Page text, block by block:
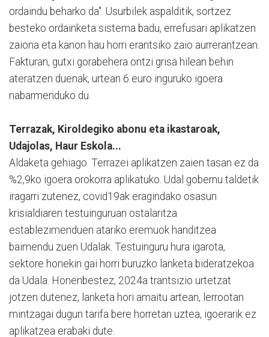
ordaindu beharko da". Usurbilek aspalditik, sortzez
besteko ordainketa sistema badu, errefusari aplikatzen
zaiona eta kanon hau horri erantsiko zaio aurrerantzean.
Fakturan, gutxi gorabehera ontzi grisa hilean behin
ateratzen duenak, urtean 6 euro inguruko igoera
nabarmenduko du.
Terrazak, Kiroldegiko abonu eta ikastaroak,
Udajolas, Haur Eskola...
Aldaketa gehiago. Terrazei aplikatzen zaien tasan ez da
%2,9ko igoera orokorra aplikatuko. Udal gobernu taldetik
iragarri zutenez, covid19ak eragindako osasun
krisialdiaren testuinguruan ostalaritza
establezimenduen atariko eremuok handitzea
baimendu zuen Udalak. Testuinguru hura igarota,
sektore honekin gai horri buruzko lanketa bideratzekoa
da Udala. Honenbestez, 2024a trantsizio urtetzat
jotzen dutenez, lanketa hori amaitu artean, lerrootan
mintzagai dugun tarifa bere horretan uztea, igoerarik ez
aplikatzea erabaki dute.